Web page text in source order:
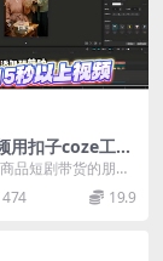
用扣子coze工作
教程，实操教
品短剧带货的朋
省80%时间的出片
动...
474 19.9